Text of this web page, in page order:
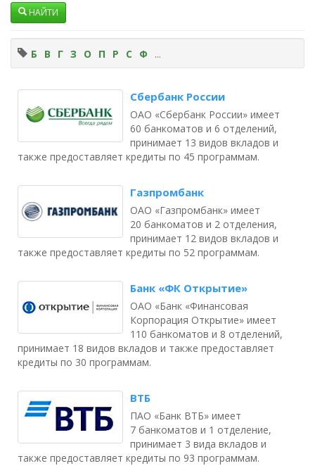
НАЙТИ
Б В Г З О П Р С Ф ...
Сбербанк России
ОАО «Сбербанк России» имеет
60 банкоматов и 6 отделений,
принимает 13 видов вкладов и
также предоставляет кредиты по 45 программам.
Газпромбанк
ОАО «Газпромбанк» имеет
20 банкоматов и 2 отделения,
принимает 12 видов вкладов и
также предоставляет кредиты по 52 программам.
Банк «ФК Открытие»
ОАО «Банк «Финансовая
Корпорация Открытие» имеет
110 банкоматов и 8 отделений,
принимает 18 видов вкладов и также предоставляет
кредиты по 30 программам.
ВТБ
ПАО «Банк ВТБ» имеет
7 банкоматов и 1 отделение,
принимает 3 вида вкладов и
также предоставляет кредиты по 93 программам.